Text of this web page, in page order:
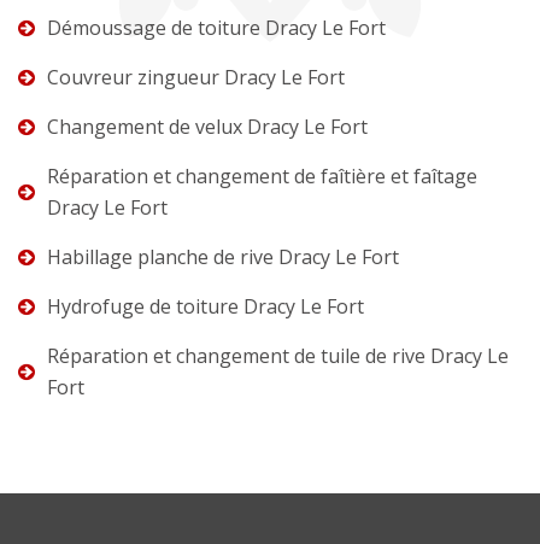
Démoussage de toiture Dracy Le Fort
Couvreur zingueur Dracy Le Fort
Changement de velux Dracy Le Fort
Réparation et changement de faîtière et faîtage
Dracy Le Fort
Habillage planche de rive Dracy Le Fort
Hydrofuge de toiture Dracy Le Fort
Réparation et changement de tuile de rive Dracy Le
Fort